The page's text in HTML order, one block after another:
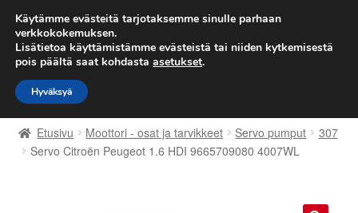
TOIMITUS alkaen 7 EUR
Siirry
navigointiin
Siirry
sisältöön
Etusivu
Kärry
Etusivu Moottori - osat ja tarvikkeet Servo pumput
307
Servo Citroën Peugeot 1.6 HDI 9665709080 4007WL
Käytämme evästeitä tarjotaksemme sinulle parhaan
verkkokokemuksen.
Lisätietoa käyttämistämme evästeistä tai niiden kytkemisestä
pois päältä saat kohdasta asetukset.
Hyväksyä